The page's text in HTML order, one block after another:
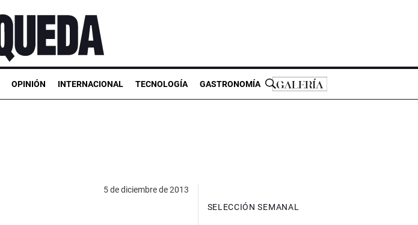
OPINIÓN INTERNACIONAL TECNOLOGÍA GASTRONOMÍA
5 de diciembre de 2013
SELECCIÓN SEMANAL